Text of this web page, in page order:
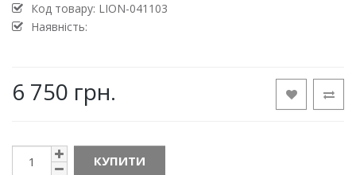
Код товару: LION-041103
Наявність:
6 750 грн.
КУПИТИ